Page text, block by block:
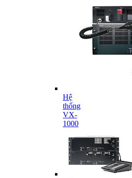
Hệ
thống
VX-
1000